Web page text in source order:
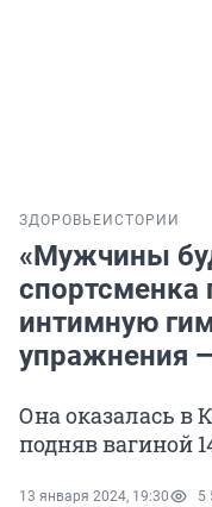
ЗДОРОВЬЕ ИСТОРИИ
«Мужчины
интимную
упражнения
Она оказалась в
подняв вагиной
13 января 2024, 19:30 5